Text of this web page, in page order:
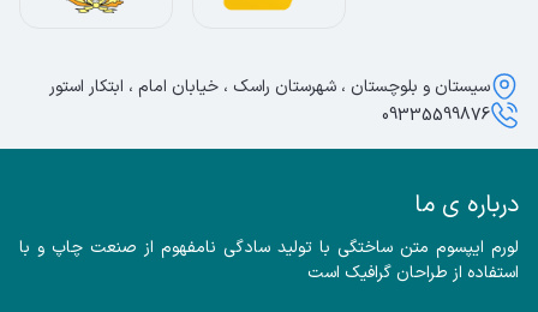
درباره ی ما
استفاده از طراحان گرافیک است
سیستان و بلوچستان ، شهرستان راسک ، خیابان امام ، ابتکار استور
09335599876